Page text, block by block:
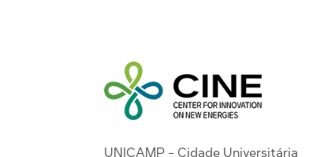
UNICAMP - Cidade Universitária